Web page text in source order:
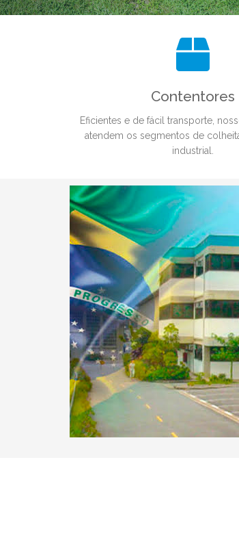
Contentores
Eficientes e de fácil transporte,
atendem os segmentos de
industrial.